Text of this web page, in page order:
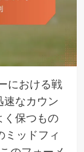
における戦
速なカウン
く保つもの
ミッドフィ